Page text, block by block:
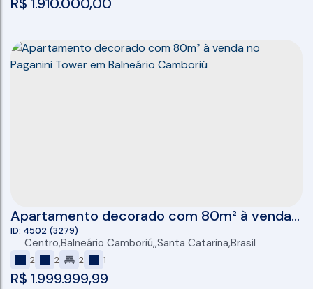
Apartamento decorado com 80m² à venda
no Paganini Tower em Balneário Camboriú
R$ 1.999.999,99
4502 (3279)
Centro,Balneário Camboriú ,Santa Catarina,Brasil
2 2 2 1